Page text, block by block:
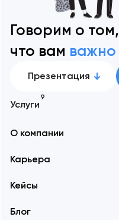
Говорим о том,
что вам важно
Презентация
Услуги
9
О компании
Карьера
Кейсы
Блог